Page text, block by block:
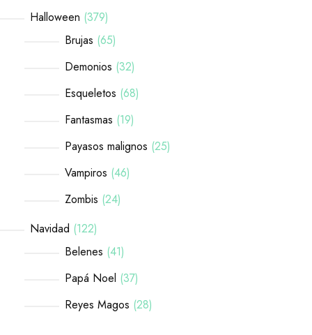
Halloween 379
Brujas 65
Demonios 32
Esqueletos 68
Fantasmas 19
Payasos malignos 25
Vampiros 46
Zombis 24
Navidad 122
Belenes 41
Papá Noel 37
Reyes Magos 28